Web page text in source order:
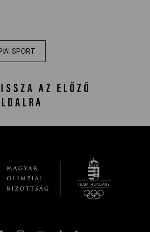
SPORT
AZ ELŐZŐ